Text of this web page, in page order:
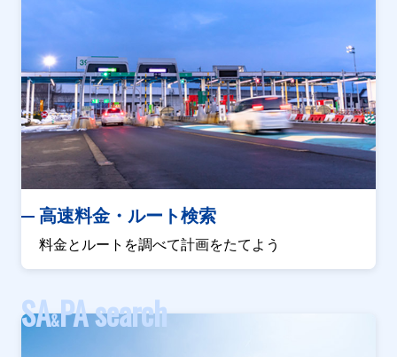
高速料金・ルート検索
料金とルートを調べて計画をたてよう
SA&PA search